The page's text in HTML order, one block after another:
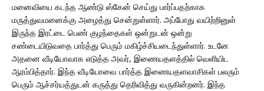
மனைவியை கடந்த ஆண்டு ஸ்கேன் செய்து பார்ப்பதற்காக
மருத்துவமனைக்கு அழைத்து சென்றுள்ளார். அப்போது வயிற்றினுள்
இருந்த இரட்டை பெண் குழந்தைகள் ஒன்றுடன் ஒன்று
சண்டையிடுவதை பார்த்து பெரும் மகிழ்ச்சியடைந்துள்ளார். உடனே
அதனை வீடியோவாக எடுத்த அவர், இணையதளத்தில் வெளியிட
ஆரம்பித்தார். இந்த வீடியோவை பார்த்த இணையதளவாசிகள் பலரும்
பெரும் ஆச்சர்யத்துடன் கருத்து தெரிவித்து வருகின்றனர். இந்த